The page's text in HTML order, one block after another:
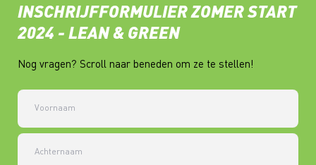
INSCHRIJFFORMULIER ZOMER START
2024 - LEAN & GREEN
Nog vragen? Scroll naar beneden om ze te stellen!
Voornaam
Achternaam